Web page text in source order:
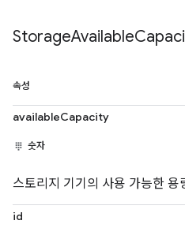
StorageAvailable
속성
availableCapacity
숫자
스토리지 기기의 사용 가능한 용
id